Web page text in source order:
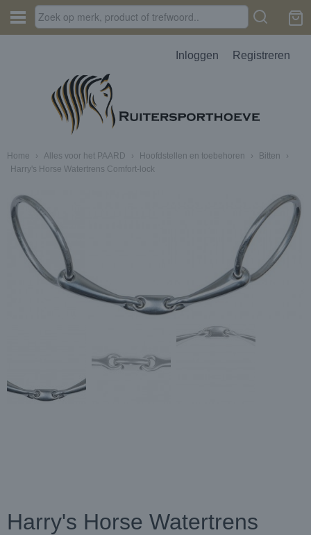
Inloggen Registreren
Home › Alles voor het PAARD › Hoofdstellen en toebehoren › Bitten
›
Harry's Horse Watertrens Comfort-lock
Harry's Horse Watertrens